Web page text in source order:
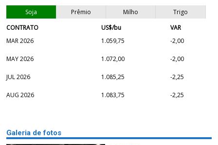
Soja Prêmio Milho
Trigo
CONTRATO
US$/bu
VAR
MAR 2026
1.059,75 -2,00
MAY 2026 1.072,00 -2,00
JUL 2026 1.085,25 -2,25
AUG 2026 1.083,75 -2,25
Galeria de fotos